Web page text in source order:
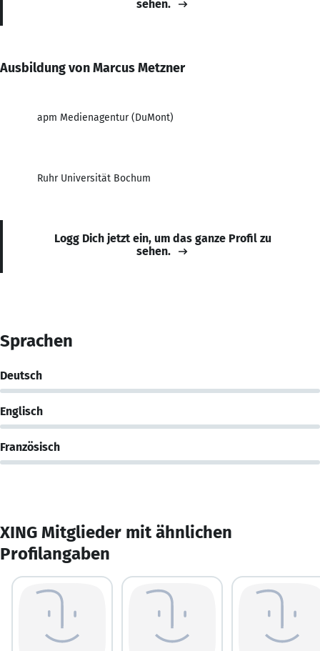
sehen.
Ausbildung von Marcus Metzner
apm Medienagentur (DuMont)
Ruhr Universität Bochum
Logg Dich jetzt ein, um das ganze Profil zu
sehen.
Sprachen
Deutsch
Englisch
Französisch
XING Mitglieder mit ähnlichen
Profilangaben